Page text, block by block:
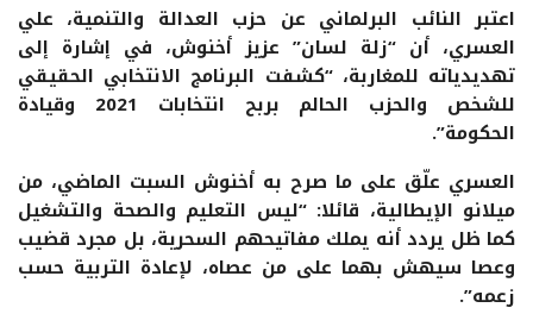
اعتبر النائب البرلماني عن حزب العدالة والتنمية، علي
العسري، أن “زلة لسان” عزيز أخنوش، في إشارة إلى
تهديدياته للمغاربة، “كشفت البرنامج الانتخابي الحقيقي
للشخص والحزب الحالم بربح انتخابات 2021 وقيادة
الحكومة”.
العسري علّق على ما صرح به أخنوش السبت الماضي، من
ميلانو الإيطالية، قائلا: “ليس التعليم والصحة والتشغيل
كما ظل يردد أنه يملك مفاتيحهم السحرية، بل مجرد قضيب
وعصا سيهش بهما على من عصاه، لإعادة التربية حسب
زعمه”.